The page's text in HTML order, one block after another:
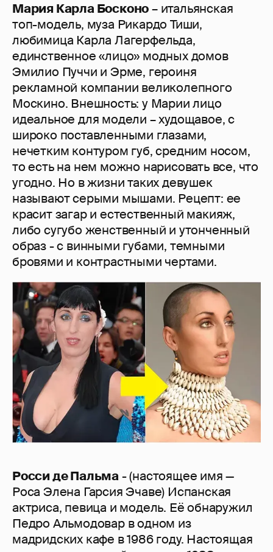
Мария Карла Босконо– итальянская
топ-модель, муза Рикардо Тиши,
любимица Карла Лагерфельда,
единственное «лицо» модных домов
Эмилио Пуччи и Эрме, героиня
рекламной компании великолепного
Москино. Внешность: у Марии лицо
идеальное для модели – худощавое, с
широко поставленными глазами,
нечетким контуром губ, средним носом,
то есть на нем можно нарисовать все, что
угодно. Но в жизни таких девушек
называют серыми мышами. Рецепт: ее
красит загар и естественный макияж,
либо сугубо женственный и утонченный
образ - с винными губами, темными
бровями и контрастными чертами.
Росси де Пальма- (настоящее имя —
Роса Элена Гарсия Эчаве) Испанская
актриса, певица и модель. Её обнаружил
Педро Альмодовар в одном из
мадридских кафе в 1986 году. Настоящая